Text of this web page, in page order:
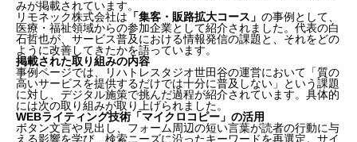
みが掲載されています。
リモネック株式会社は 「集客・販路拡大コース」 の事例として、
医療・福祉領域からの参加企業として紹介されました。代表の白
石哲也が、サービス普及における情報発信の課題と、それをどの
ように改善してきたかを語っています。
掲載された取り組みの内容
事例ページでは、リハトレスタジオ世田谷の運営において「質の
高いサービスを提供するだけでは十分に普及しない」という課題
に対し、デジタル施策で挑んだ過程が紹介されています。具体的
には次の取り組みが取り上げられました。
WEBライティング技術「マイクロコピー」の活用
ボタン文言や見出し、フォーム周辺の短い言葉が読者の行動に与
える影響を学び、検索ニーズに沿ったキーワードを再選定。サイ